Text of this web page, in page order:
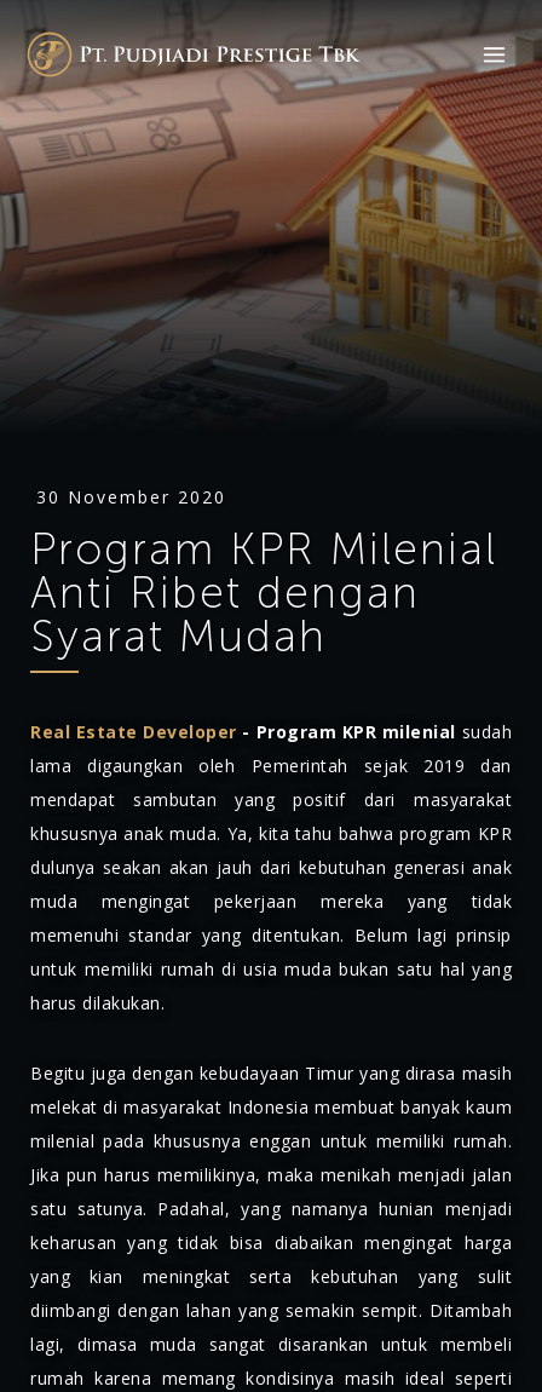
30 November 2020
Program KPR Milenial
Anti Ribet dengan
Syarat Mudah
Real Estate Developer - Program KPR milenial sudah
lama digaungkan oleh Pemerintah sejak 2019 dan
mendapat sambutan yang positif dari masyarakat
khususnya anak muda. Ya, kita tahu bahwa program KPR
dulunya seakan akan jauh dari kebutuhan generasi anak
muda mengingat pekerjaan mereka yang tidak
memenuhi standar yang ditentukan. Belum lagi prinsip
untuk memiliki rumah di usia muda bukan satu hal yang
harus dilakukan.
Begitu juga dengan kebudayaan Timur yang dirasa masih
melekat di masyarakat Indonesia membuat banyak kaum
milenial pada khususnya enggan untuk memiliki rumah.
Jika pun harus memilikinya, maka menikah menjadi jalan
satu satunya. Padahal, yang namanya hunian menjadi
keharusan yang tidak bisa diabaikan mengingat harga
yang kian meningkat serta kebutuhan yang sulit
diimbangi dengan lahan yang semakin sempit. Ditambah
lagi, dimasa muda sangat disarankan untuk membeli
rumah karena memang kondisinya masih ideal seperti